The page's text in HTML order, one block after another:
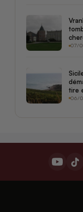
07/
tire
06/